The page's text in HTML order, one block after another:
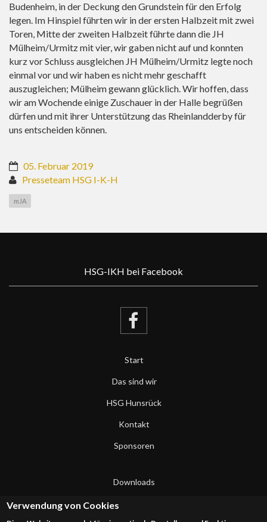
Budenheim, in der Deckung den Grundstein für den Erfolg
legen. Im Hinspiel führten wir in der ersten Halbzeit mit zwei
Toren, Mitte der zweiten Halbzeit führte dann die JH
Mülheim/Urmitz mit vier, wir gaben nicht auf und konnten
kurz vor Schluss ausgleichen JH Mülheim/Urmitz legte noch
einmal vor und wir haben es nicht mehr geschafft
auszugleichen; Mülheim gewann glücklich. Wir hoffen, dass
wir am Wochende einige Zuschauer in der Halle begrüßen
dürfen und mit ihrer Unterstützung das Rheinlandderby für
uns entscheiden können.
05. Februar 2019
Presseteam HSG I-K-H
mJA
HSG-IKH bei Facebook
Start
Das sind wir
HSG Hunsrück
Kontakt
Sponsoren
Downloads
Datenschutzerklärung
Verwendung von Cookies